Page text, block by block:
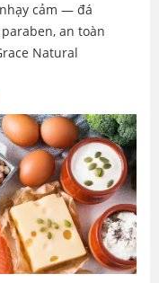
cảm — đá
an toàn
Natural